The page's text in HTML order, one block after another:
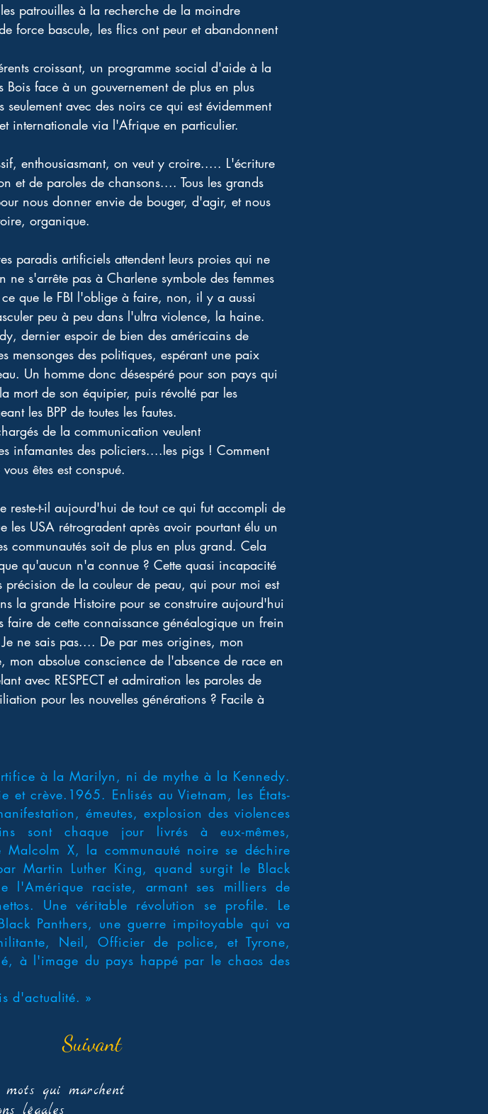
patrouilles à la recherche de la moindre
force bascule, les flics ont peur et abandonnent
croissant, un programme social d'aide à la
face à un gouvernement de plus en plus
avec des noirs ce qui est évidemment
internationale via l'Afrique en particulier.
enthousiasmant, on veut y croire..... L'écriture
et de paroles de chansons.... Tous les grands
nous donner envie de bouger, d'agir, et nous
organique.
paradis artificiels attendent leurs proies qui ne
s'arrête pas à Charlene symbole des femmes
que le FBI l'oblige à faire, non, il y a aussi
peu à peu dans l'ultra violence, la haine.
dernier espoir de bien des américains de
mensonges des politiques, espérant une paix
Un homme donc désespéré pour son pays qui
mort de son équipier, puis révolté par les
les BPP de toutes les fautes.
de la communication veulent
infamantes des policiers....les pigs ! Comment
êtes est conspué.
t-il aujourd'hui de tout ce qui fut accompli de
les USA rétrogradent après avoir pourtant élu un
communautés soit de plus en plus grand. Cela
qu'aucun n'a connue ? Cette quasi incapacité
de la couleur de peau, qui pour moi est
la grande Histoire pour se construire aujourd'hui
de cette connaissance généalogique un frein
ne sais pas.... De par mes origines, mon
mon absolue conscience de l'absence de race en
avec RESPECT et admiration les paroles de
pour les nouvelles générations ? Facile à
à la Marilyn, ni de mythe à la Kennedy.
crève.1965. Enlisés au Vietnam, les États-
émeutes, explosion des violences
sont chaque jour livrés à eux-mêmes,
X, la communauté noire se déchire
Martin Luther King, quand surgit le Black
l'Amérique raciste, armant ses milliers de
Une véritable révolution se profile. Le
Panthers, une guerre impitoyable qui va
Neil, Officier de police, et Tyrone,
à l'image du pays happé par le chaos des
d'actualité. »
Suivant
qui marchent